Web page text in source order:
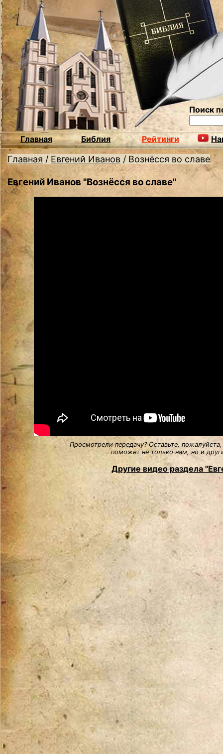
Поиск
Главная Библия Рейтинги
Главная / Евгений Иванов / Вознёсся во славе
Евгений Иванов "Вознёсся во славе"
Просмотрели передачу? Оставьте,
поможет не только нам, но и
Другие видео раздела